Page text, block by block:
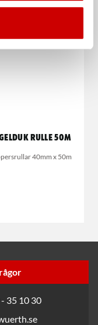
DIN 934
rulle 50m
40mm x 50m
35 10 30